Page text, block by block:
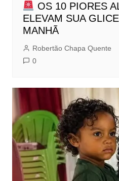
OS 10 PIORES
ELEVAM SUA
MANHÃ
Robertão Chapa Quente
0